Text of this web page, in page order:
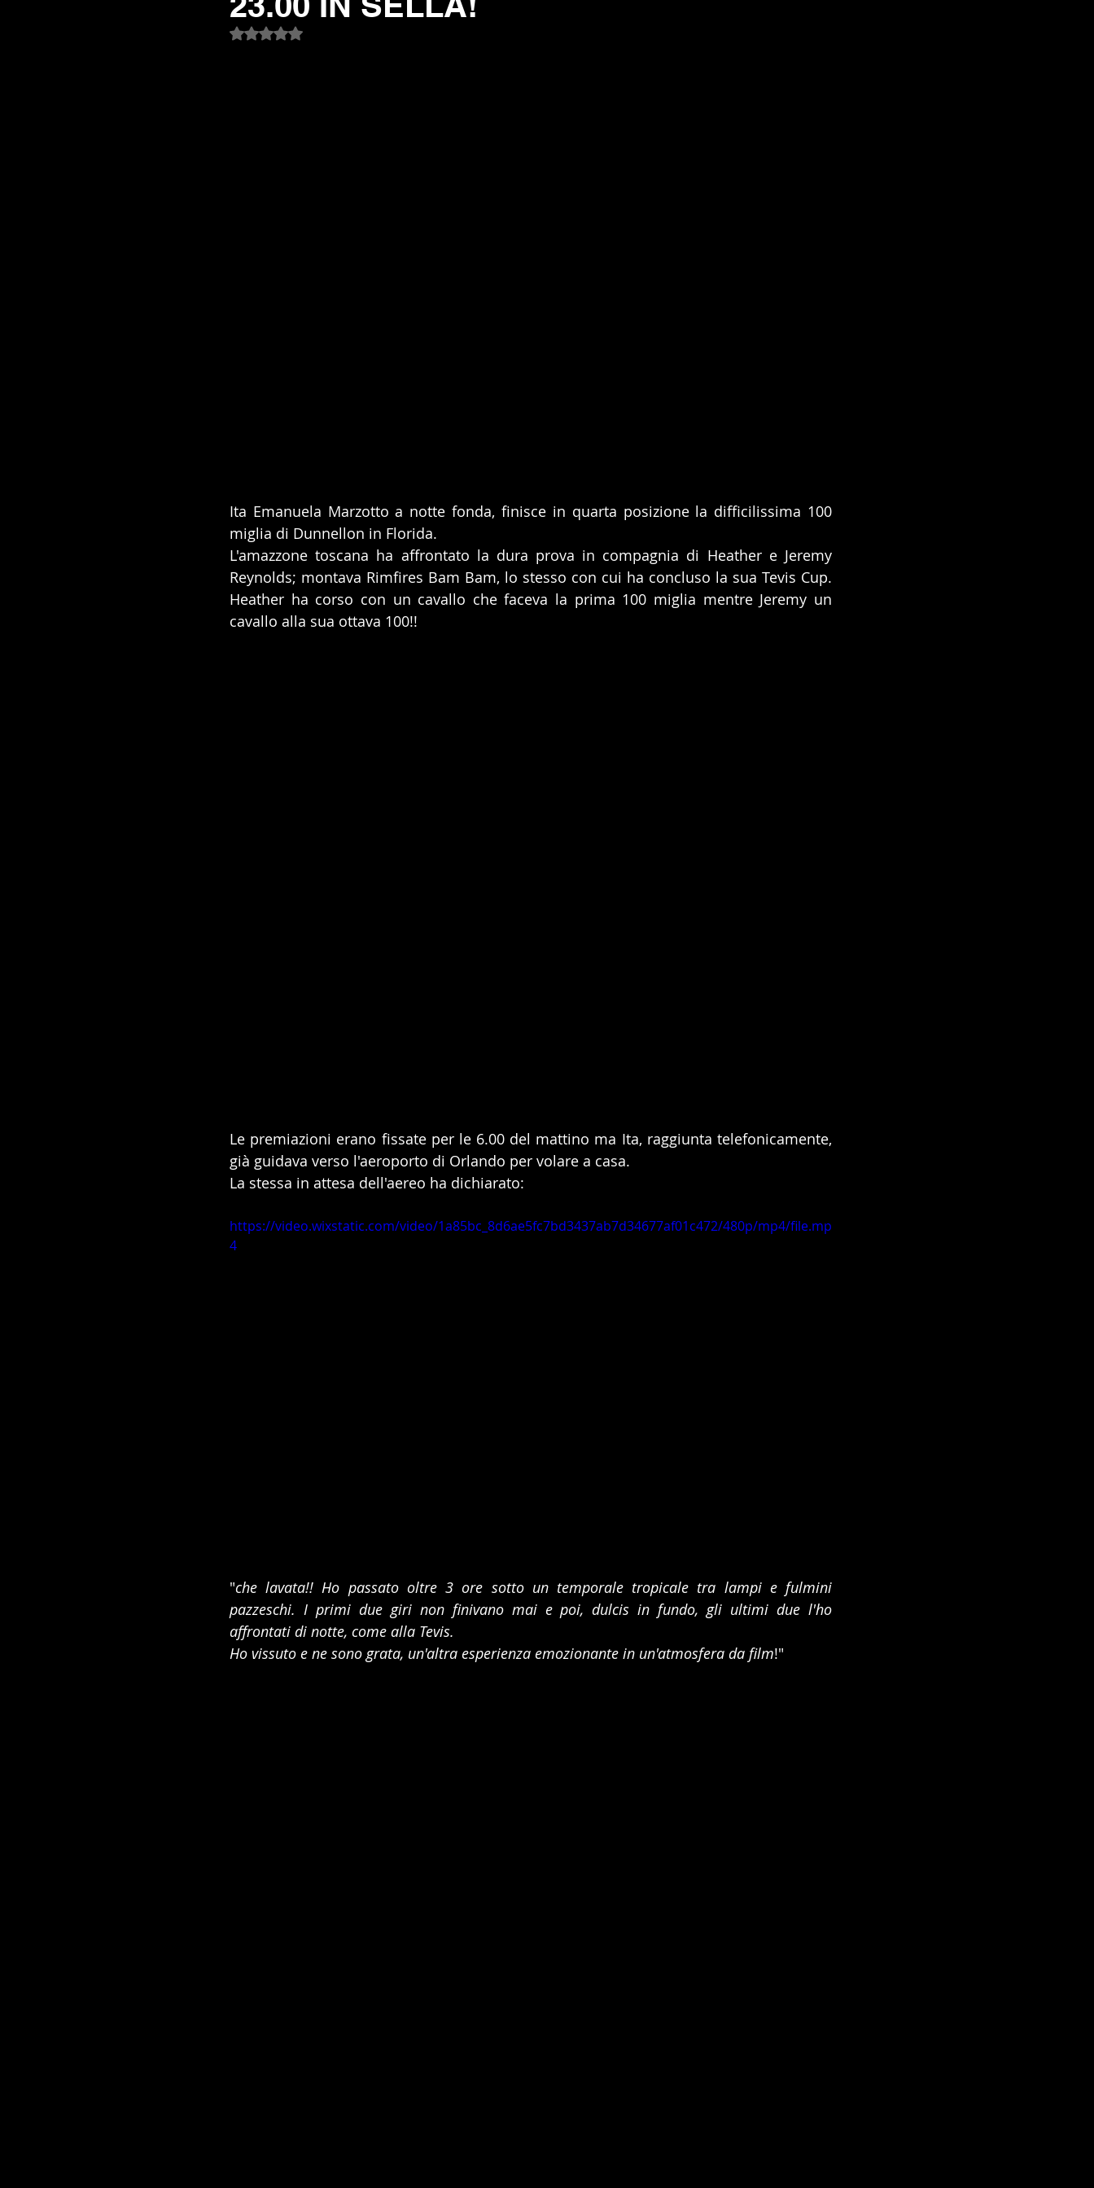
Valutazione NaN stelle su 5.
Ita Emanuela Marzotto a notte fonda, finisce in quarta posizione la difficilissima 100
miglia di Dunnellon in Florida.
L'amazzone toscana ha affrontato la dura prova in compagnia di Heather e Jeremy
Reynolds; montava Rimfires Bam Bam, lo stesso con cui ha concluso la sua Tevis Cup.
Heather ha corso con un cavallo che faceva la prima 100 miglia mentre Jeremy un
cavallo alla sua ottava 100!!
Le premiazioni erano fissate per le 6.00 del mattino ma Ita, raggiunta telefonicamente,
già guidava verso l'aeroporto di Orlando per volare a casa.
La stessa in attesa dell'aereo ha dichiarato:
https://video.wixstatic.com/video/1a85bc_8d6ae5fc7bd3437ab7d34677af01c472/480p/mp4/file.mp
4
"che lavata!! Ho passato oltre 3 ore sotto un temporale tropicale tra lampi e fulmini
pazzeschi. I primi due giri non finivano mai e poi, dulcis in fundo, gli ultimi due l'ho
affrontati di notte, come alla Tevis.
Ho vissuto e ne sono grata, un'altra esperienza emozionante in un'atmosfera da film!"